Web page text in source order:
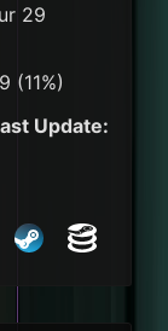
29
(11%)
Update: